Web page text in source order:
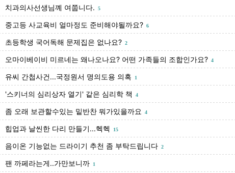
치과의사선생님꼐 여쭙니다. 5
중고등 사교육비 얼마정도 준비해야될까요? 6
초등학생 국어독해 문제집은 없나요? 2
오마이베이비 미르네는 왜나오나요? 어떤 가족들의 조합인가요? 4
유씨 간첩사건...국정원서 명의도용 의혹 1
'스키너의 심리상자 열기' 같은 심리학 책 4
좀 오래 보관할수있는 밑반찬 뭐가있을까요 4
힙업과 날씬한 다리 만들기...헥헥 15
음이온 기능없는 드라이기 추천 좀 부탁드립니다 2
팬 까페라는게..가만보니까 1